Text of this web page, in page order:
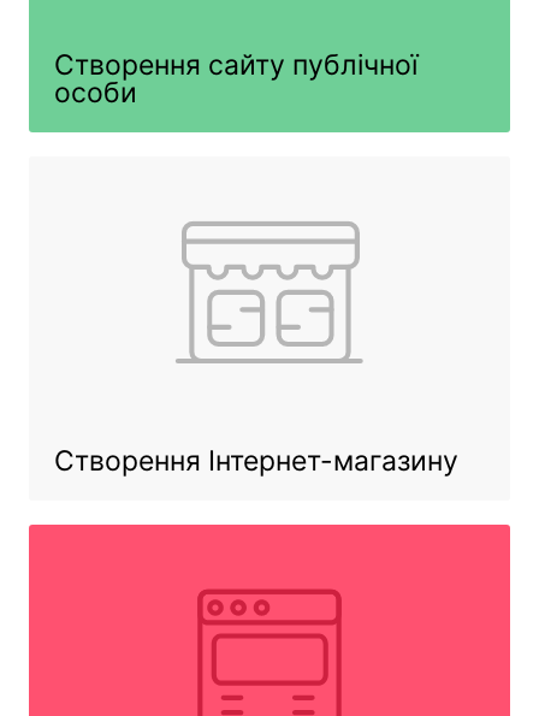
Створення Інтернет-магазину
Створення сайту публічної
особи